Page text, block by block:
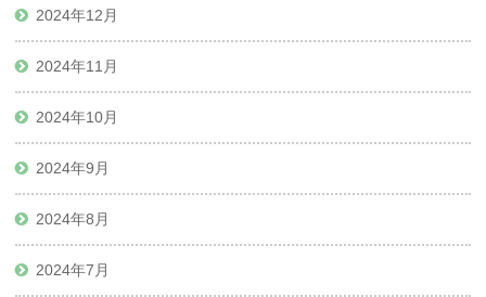
2024年12月
2024年11月
2024年10月
2024年9月
2024年8月
2024年7月